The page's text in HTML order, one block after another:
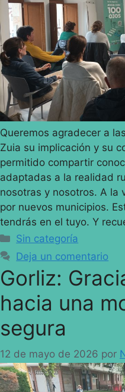
Queremos agradecer a
Zuia su implicación y su
permitido compartir
adaptadas a la realidad
nosotras y nosotros. A la
por nuevos municipios.
tendrás en el tuyo. Y
Sin categoría
Deja un comentario
Gorliz:
hacia una
segura
12 de mayo de 2026 por